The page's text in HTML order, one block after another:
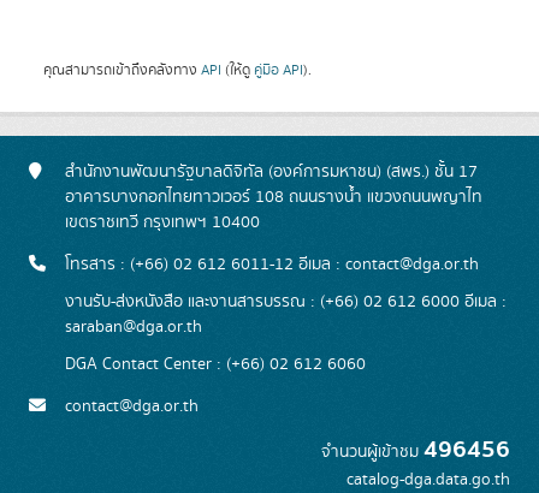
คุณสามารถเข้าถึงคลังทาง API (ให้ดู คู่มือ API).
สำนักงานพัฒนารัฐบาลดิจิทัล (องค์การมหาชน) (สพร.) ชั้น 17
อาคารบางกอกไทยทาวเวอร์ 108 ถนนรางน้ำ แขวงถนนพญาไท
เขตราชเทวี กรุงเทพฯ 10400
โทรสาร : (+66) 02 612 6011-12 อีเมล : contact@dga.or.th
งานรับ-ส่งหนังสือ และงานสารบรรณ : (+66) 02 612 6000 อีเมล :
saraban@dga.or.th
DGA Contact Center : (+66) 02 612 6060
contact@dga.or.th
จำนวนผู้เข้าชม 496456
catalog-dga.data.go.th